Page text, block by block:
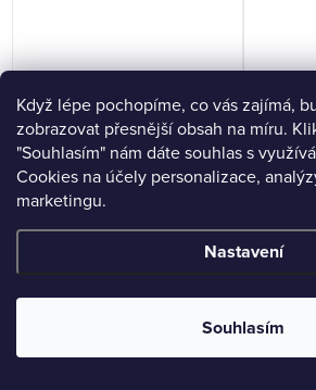
Když lépe pochopíme, co vás zajímá,
zobrazovat přesnější obsah na míru.
"Souhlasím" nám dáte souhlas s
Cookies na účely personalizace,
marketingu.
Nastavení
Souhlasím